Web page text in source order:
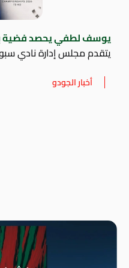
يوسف لطفي يحصد فضية
يتقدم مجلس إدارة نادي
أخبار الجودو